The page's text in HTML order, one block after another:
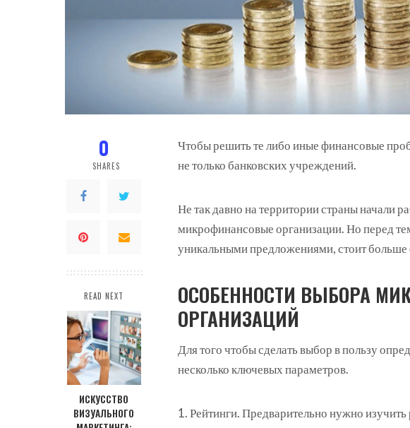
0
SHARES
READ NEXT
ИСКУССТВО
ВИЗУАЛЬНОГО
Чтобы решить те либо иные финансовые
не только банковских учреждений.
Не так давно на территории страны начали
микрофинансовые организации. Но перед
уникальными предложениями, стоит больше
ОСОБЕННОСТИ ВЫБОРА
ОРГАНИЗАЦИЙ
Для того чтобы сделать выбор в пользу
несколько ключевых параметров.
Рейтинги. Предварительно нужно